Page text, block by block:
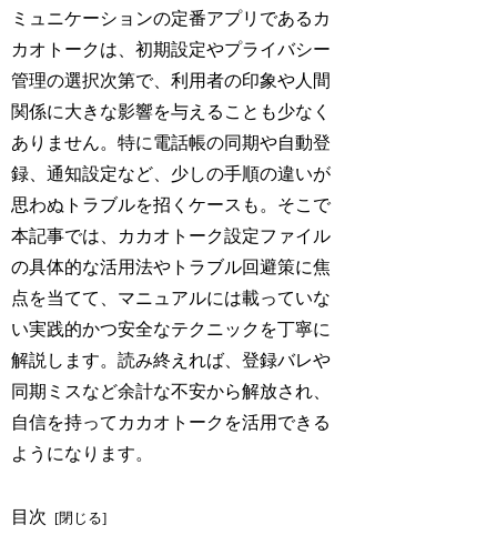
ミュニケーションの定番アプリであるカ
カオトークは、初期設定やプライバシー
管理の選択次第で、利用者の印象や人間
関係に大きな影響を与えることも少なく
ありません。特に電話帳の同期や自動登
録、通知設定など、少しの手順の違いが
思わぬトラブルを招くケースも。そこで
本記事では、カカオトーク設定ファイル
の具体的な活用法やトラブル回避策に焦
点を当てて、マニュアルには載っていな
い実践的かつ安全なテクニックを丁寧に
解説します。読み終えれば、登録バレや
同期ミスなど余計な不安から解放され、
自信を持ってカカオトークを活用できる
ようになります。
目次